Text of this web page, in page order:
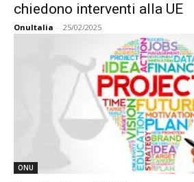
chiedono interventi alla UE
OnuItalia - 25/02/2025
ONU